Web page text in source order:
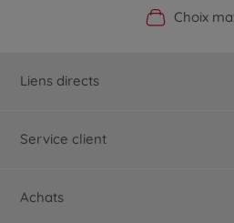
BoutiqueChoix
ServiceLivraison
Liens directs
Service client
Achats